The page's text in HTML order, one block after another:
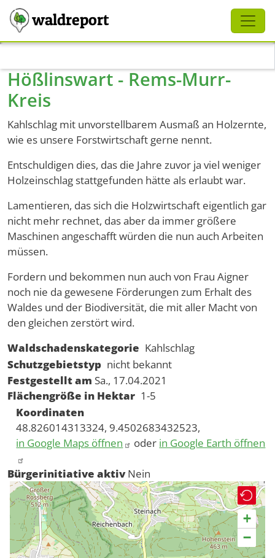
waldreport
Hößlinswart - Rems-Murr-
Kreis
Kahlschlag mit unvorstellbarem Ausmaß an Holzernte,
wie es unsere Forstwirtschaft gerne nennt.
Entschuldigen dies, das die Jahre zuvor ja viel weniger
Holzeinschlag stattgefunden hätte als erlaubt war.
Lamentieren, das sich die Holzwirtschaft eigentlich gar
nicht mehr rechnet, das aber da immer größere
Maschinen angeschafft würden die nun auch Arbeiten
müssen.
Fordern und bekommen nun auch von Frau Aigner
noch nie da gewesene Förderungen zum Erhalt des
Waldes und der Biodiversität, die mit aller Macht von
den gleichen zerstört wird.
Waldschadenskategorie Kahlschlag
Schutzgebietstyp nicht bekannt
Festgestellt am Sa., 17.04.2021
Flächengröße in Hektar 1-5
Koordinaten
48.826014313324, 9.4502683432523,
in Google Maps öffnen
oder in Google Earth öffnen
Bürgerinitiative aktiv Nein
+
−
Schliessen